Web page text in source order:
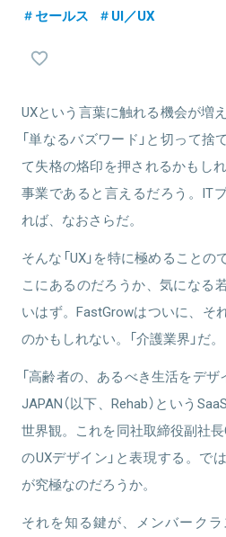
関連情報をみる
ディアの立ち上げ、インハウスによ
として戦略策定・推進実行を担当。
関連情報をみる
セールス
UI／UX
UXという言葉に触れる機会が増
「単なるバズワード」と切って
て失格の烙印を押されるかもし
事業であると言えるだろう。IT
れば、なおさらだ。
そんな「UX」を特に極めること
こにあるのだろうか、気になる
いはず。FastGrowはついに、そ
のかもしれない。「介護業界」だ。
「高齢者の、あるべき生活をデ
JAPAN（以下、Rehab）という
世界観。これを同社取締役副社長
のUXデザイン」と表現する。で
が究極なのだろうか。
それを知る鍵が、メンバーク